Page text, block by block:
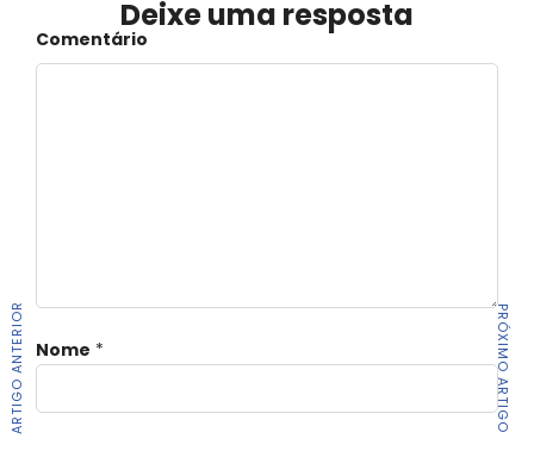
Deixe uma resposta
Comentário
Nome *
ARTIGO ANTERIOR PRÓXIMO ARTIGO